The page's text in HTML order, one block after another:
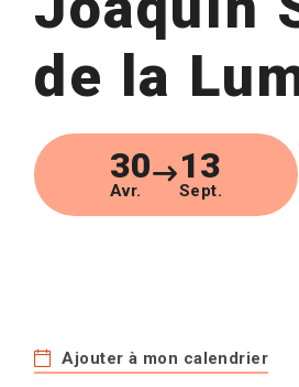
de la
30
Avr.
13
Sept.
Ajouter à mon calendrier